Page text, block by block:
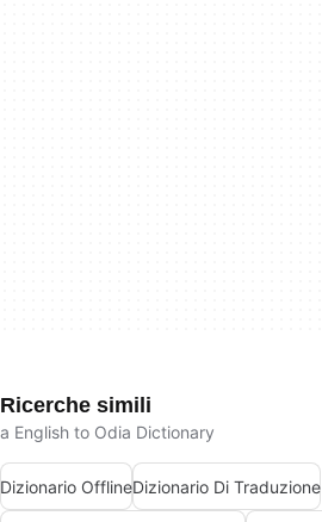
Ricerche simili
a English to Odia Dictionary
Dizionario OfflineDizionario Di Traduzione